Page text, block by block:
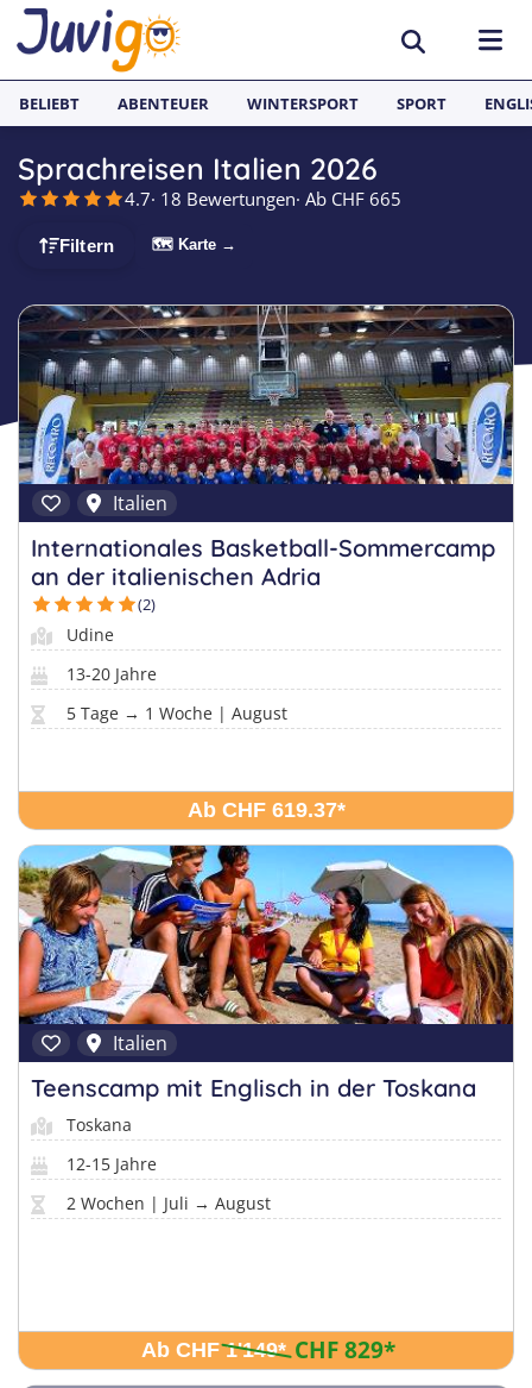
AKTIVITÄTEN
Sportcamps
Surfcamps
Outdoorcamps
Fussballcamps
Segelcamps
Tenniscamps
Tanzcamps
Skilager
REISEZIELE
Basel
Bern
Freiburg
Graubünden
Luzern
Tessin
Waadt
Wallis
Zürich
SPRACHFERIEN
Sprachreisen
Englisch Sprachferien England
Sprachferien Frankreich
Sprachferien Spanien
Sprachferien in der Schweiz
Englisch Sprachferien USA
Englisch Sprachferien Malta
Italienisch Sprachferien Italien
Sprachferien in Österreich
JUGENDREISEN
Spanien
Italien
Deutschland
Frankreich
Portugal
Österreich
Holland
USA
BELIEBT ABENTEUER WINTERSPORT SPORT
Sprachreisen Italien 2026
4.7· 18 Bewertungen· Ab CHF 665
Filtern 🗺 Karte →
Italien
Internationales Basketball-Sommercamp
an der italienischen Adria
(2)
Udine
13-20 Jahre
5 Tage → 1 Woche | August
Ab CHF 619.37*
Italien
Teenscamp mit Englisch in der Toskana
Toskana
12-15 Jahre
2 Wochen | Juli → August
Ab CHF 1'149* CHF 829*